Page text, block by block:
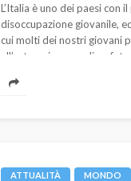
L’Italia è uno dei paesi con
disoccupazione giovanile,
cui molti dei nostri giovani
all’estero, in cerca di un
ATTUALITÀ MONDO